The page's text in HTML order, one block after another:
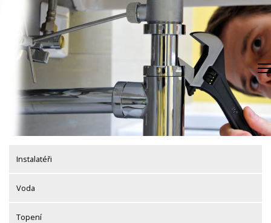
content
Instalatéři
Voda
Topení